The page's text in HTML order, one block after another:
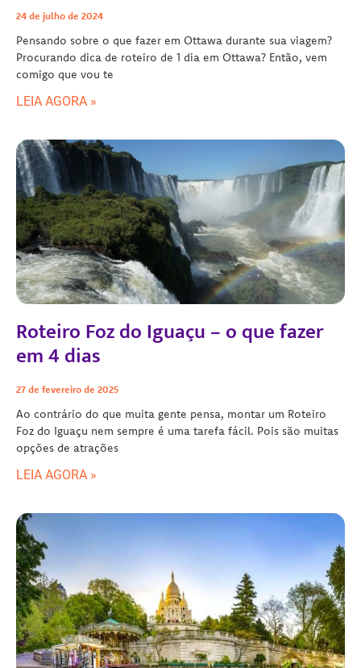
24 de julho de 2024
Pensando sobre o que fazer em Ottawa durante sua viagem?
Procurando dica de roteiro de 1 dia em Ottawa? Então, vem
comigo que vou te
LEIA AGORA »
Roteiro Foz do Iguaçu – o que fazer
em 4 dias
27 de fevereiro de 2025
Ao contrário do que muita gente pensa, montar um Roteiro
Foz do Iguaçu nem sempre é uma tarefa fácil. Pois são muitas
opções de atrações
LEIA AGORA »